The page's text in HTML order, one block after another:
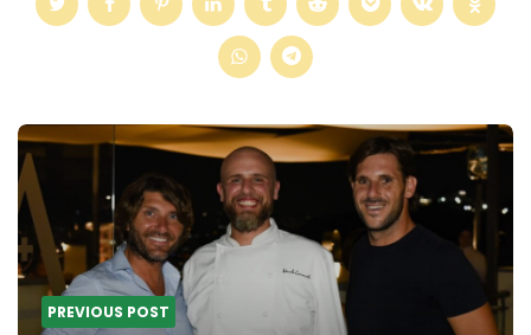
Post
navigation
PREVIOUS POST